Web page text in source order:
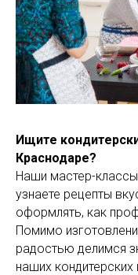
Ищите
Краснодаре?
Наши мастер-
узнаете рецепты
оформлять, как
Помимо
радостью делимся
наших